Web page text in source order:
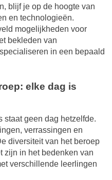
blijf je op de hoogte van
en technologieën.
mogelijkheden voor
bekleden van
in een bepaald
elke dag is
staat geen dag hetzelfde.
verrassingen en
diversiteit van het beroep
zijn in het bedenken van
verschillende leerlingen